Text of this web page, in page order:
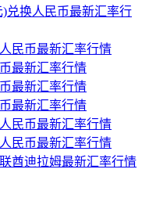
)兑换人民币最新汇率行
民币最新汇率行情
最新汇率行情
最新汇率行情
最新汇率行情
民币最新汇率行情
民币最新汇率行情
酋迪拉姆最新汇率行情